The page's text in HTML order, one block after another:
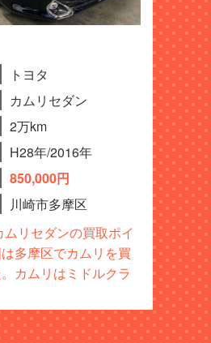
トヨタ
カムリセダン
2万km
H28年/2016年
850,000円
川崎市多摩区
ムリセダンの買取ポイ
多摩区でカムリを買
カムリはミドルクラ